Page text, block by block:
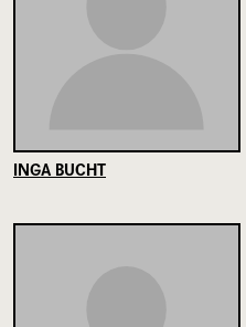
INGA BUCHT